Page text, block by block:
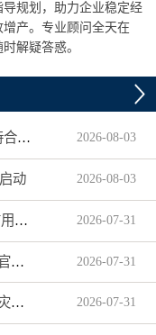
导规划，助力企业稳定经
增产。专业顾问全天在
解疑答惑。
海南上半年贷款增速6.1% 信贷总量保持合理平稳增长 2026-08-03
动 2026-08-03
湖北省发改委关于印发 《湖北省公共信用信息目录（2026年版）》的通知 2026-07-31
山东：全省首个海关知识产权技术调查官制度落地济南自贸片区 2026-07-31
公安机关持续严厉打击编造传播涉汛涉灾网络谣言 2026-07-31